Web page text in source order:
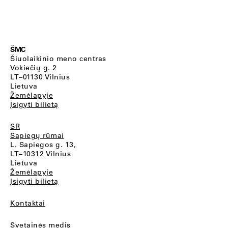
ŠMC
Šiuolaikinio meno centras
Vokiečių g. 2
LT–01130 Vilnius
Lietuva
Žemėlapyje
Įsigyti bilietą
SR
Sapiegų rūmai
L. Sapiegos g. 13,
LT–10312 Vilnius
Lietuva
Žemėlapyje
Įsigyti bilietą
Kontaktai
Svetainės medis